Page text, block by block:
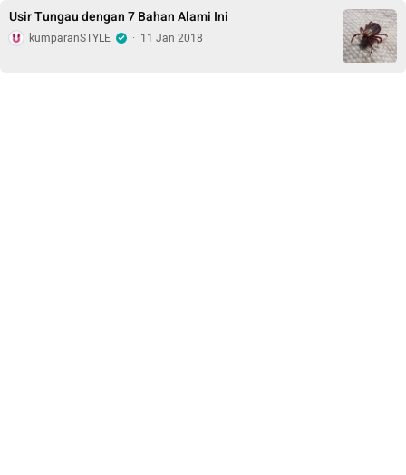
Usir Tungau dengan 7 Bahan Alami Ini
kumparanSTYLE · 11 Jan 2018